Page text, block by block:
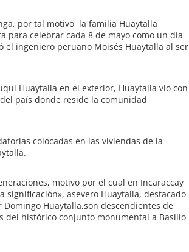
por tal motivo la familia Huaytalla
para celebrar cada 8 de mayo como un día
ingeniero peruano Moisés Huaytalla al ser
Huaytalla en el exterior, Huaytalla vio con
país donde reside la comunidad
colocadas en las viviendas de la
motivo por el cual en Incaraccay
asevero Huaytalla, destacado
Huaytalla,son descendientes de
del histórico conjunto monumental a Basilio